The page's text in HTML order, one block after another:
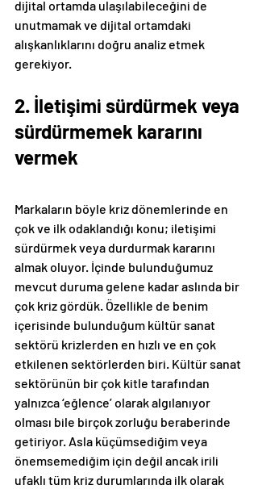
dijital ortamda ulaşılabileceğini de
unutmamak ve dijital ortamdaki
alışkanlıklarını doğru analiz etmek
gerekiyor.
2. İletişimi sürdürmek veya
sürdürmemek kararını
vermek
Markaların böyle kriz dönemlerinde en
çok ve ilk odaklandığı konu; iletişimi
sürdürmek veya durdurmak kararını
almak oluyor. İçinde bulunduğumuz
mevcut duruma gelene kadar aslında bir
çok kriz gördük. Özellikle de benim
içerisinde bulunduğum kültür sanat
sektörü krizlerden en hızlı ve en çok
etkilenen sektörlerden biri. Kültür sanat
sektörünün bir çok kitle tarafından
yalnızca ‘eğlence’ olarak algılanıyor
olması bile birçok zorluğu beraberinde
getiriyor. Asla küçümsediğim veya
önemsemediğim için değil ancak irili
ufaklı tüm kriz durumlarında ilk olarak